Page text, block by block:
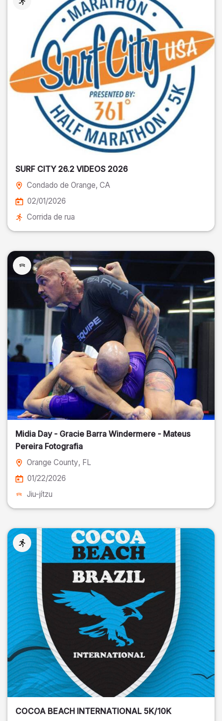
SURF CITY 26.2 VIDEOS 2026
Condado de Orange, CA
02/01/2026
Corrida de rua
Midia Day - Gracie Barra Windermere - Mateus
Pereira Fotografia
Orange County, FL
01/22/2026
Jiu-jítzu
COCOA BEACH INTERNATIONAL 5K/10K